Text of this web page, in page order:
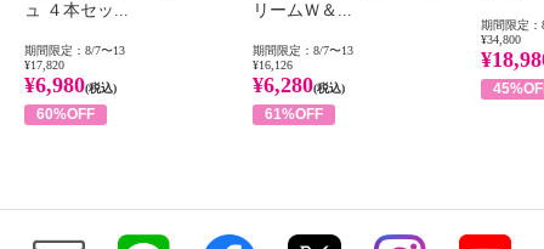
ュ ４本セッ...
期間限定：8/7〜13
¥17,820
¥6,980(税込)
60%OFF
リームＷ＆...
期間限定：8/7〜13
¥16,126
¥6,280(税込)
61%OFF
期間限定：
¥34,800